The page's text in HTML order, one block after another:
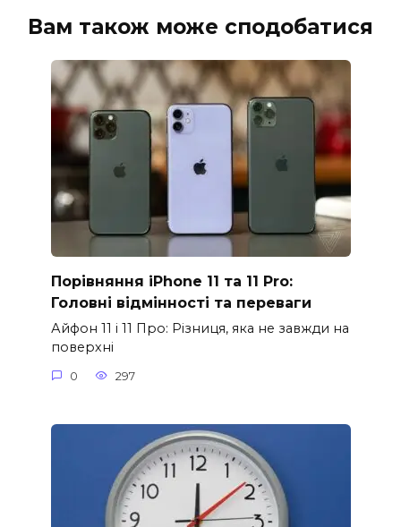
Вам також може сподобатися
Порівняння iPhone 11 та 11 Pro:
Головні відмінності та переваги
Айфон 11 і 11 Про: Різниця, яка не завжди на
поверхні
0 297